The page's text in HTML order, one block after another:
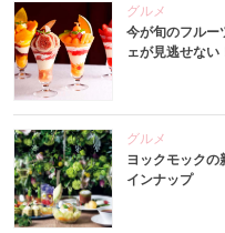
グルメ
今が旬のフル
ェが見逃せない
グルメ
ヨックモックの
インナップ